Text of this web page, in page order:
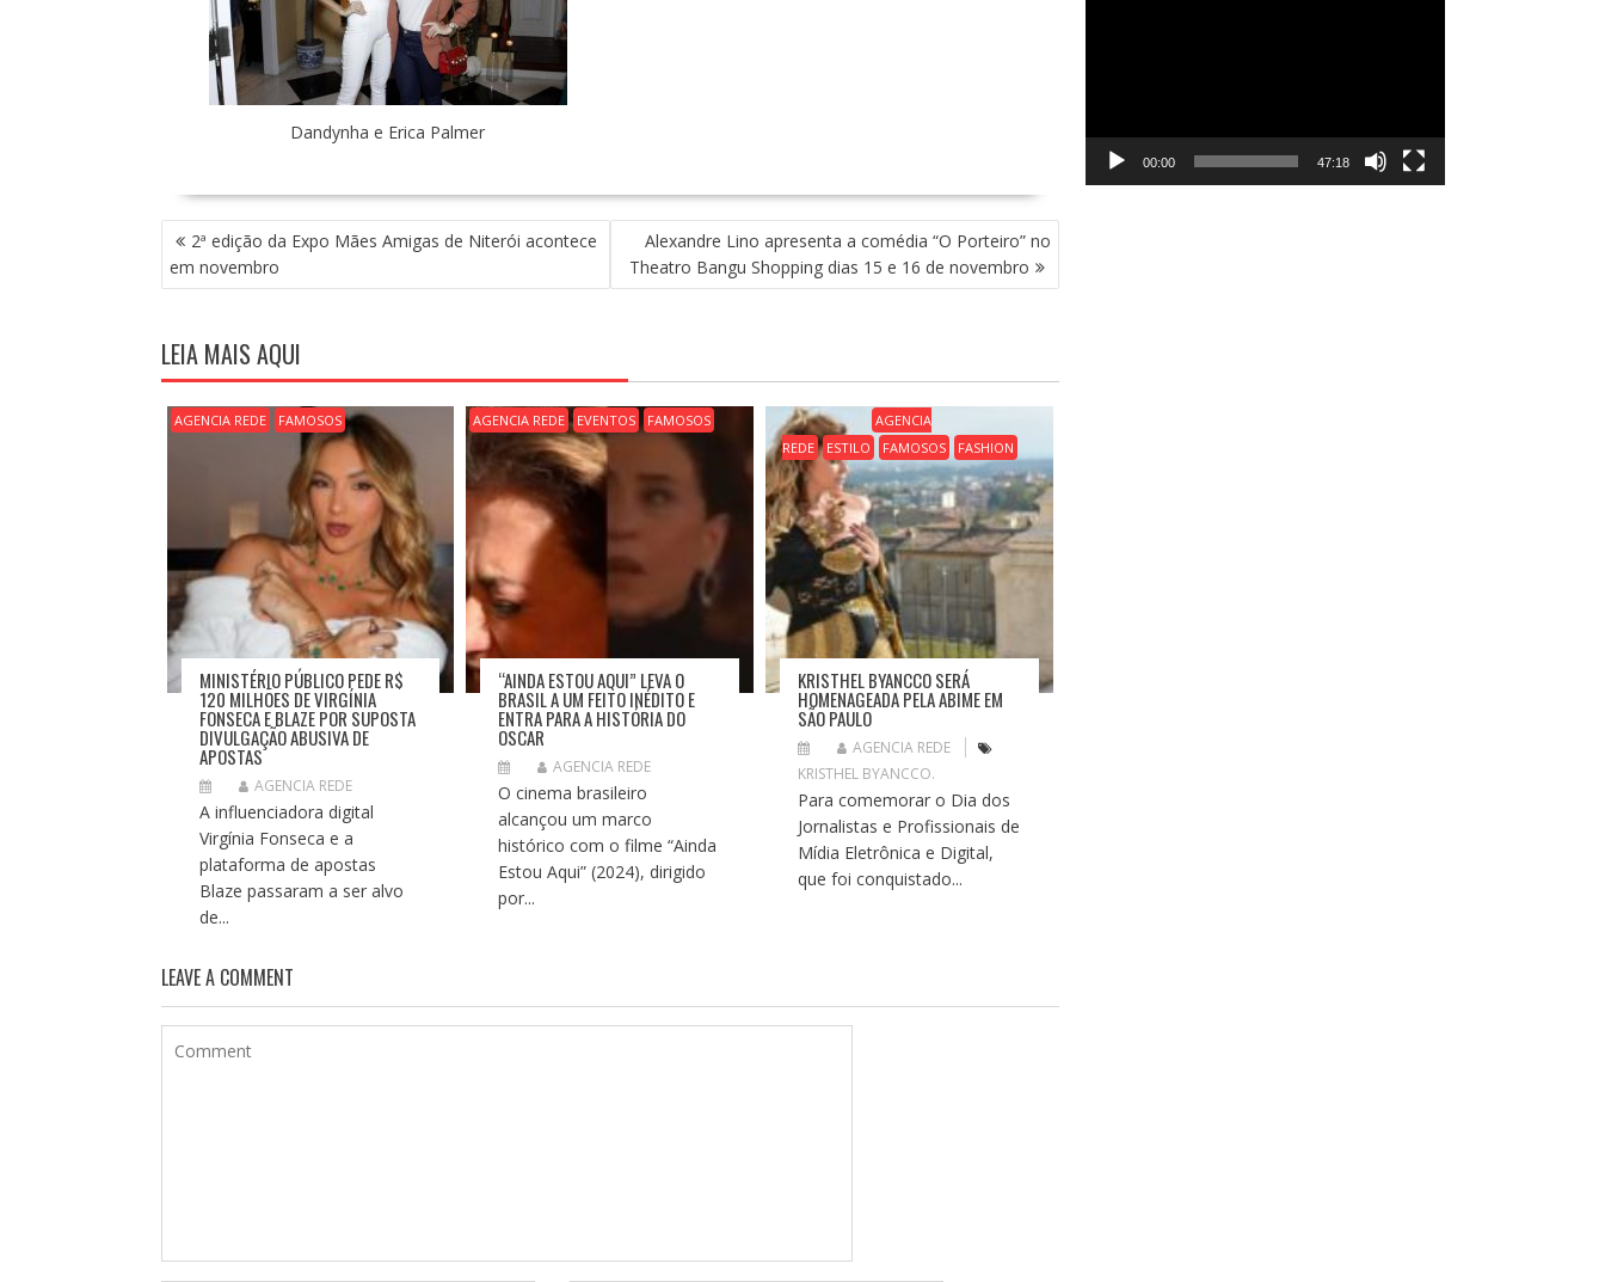
Dandynha e Erica Palmer
N
A
V
G
A
Ç
Ã
O
O
S
T
2ª edição da Expo Mães Amigas de Niterói acontece
em novembro
Alexandre Lino apresenta a comédia “O Porteiro” no
Theatro Bangu Shopping dias 15 e 16 de novembro
LEIA MAIS AQUI
AGENCIA REDE FAMOSOS
MINISTÉRIO PÚBLICO PEDE R$
120 MILHÕES DE VIRGÍNIA
FONSECA E BLAZE POR SUPOSTA
DIVULGAÇÃO ABUSIVA DE
APOSTAS
AGENCIA REDE
A influenciadora digital
Virgínia Fonseca e a
plataforma de apostas
Blaze passaram a ser alvo
de...
AGENCIA REDE EVENTOS FAMOSOS
“AINDA ESTOU AQUI” LEVA O
BRASIL A UM FEITO INÉDITO E
ENTRA PARA A HISTÓRIA DO
OSCAR
AGENCIA REDE
O cinema brasileiro
alcançou um marco
histórico com o filme “Ainda
Estou Aqui” (2024), dirigido
por...
AGENCIA
REDE
ESTILO FAMOSOS FASHION
KRISTHEL BYANCCO SERÁ
HOMENAGEADA PELA ABIME EM
SÃO PAULO
AGENCIA REDE
KRISTHEL BYANCCO.
Para comemorar o Dia dos
Jornalistas e Profissionais de
Mídia Eletrônica e Digital,
que foi conquistado...
LEAVE A COMMENT
00:00 47:18